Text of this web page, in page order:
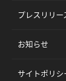
プレスリリー
お知らせ
サイトポリシ